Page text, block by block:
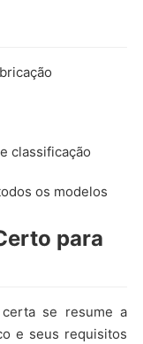
classificação
os modelos
para
se resume a
e seus requisitos